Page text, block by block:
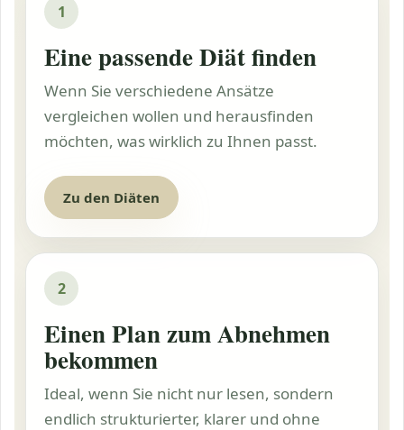
1
Eine passende Diät finden
Wenn Sie verschiedene Ansätze
vergleichen wollen und herausfinden
möchten, was wirklich zu Ihnen passt.
Zu den Diäten
2
Einen Plan zum Abnehmen
bekommen
Ideal, wenn Sie nicht nur lesen, sondern
endlich strukturierter, klarer und ohne